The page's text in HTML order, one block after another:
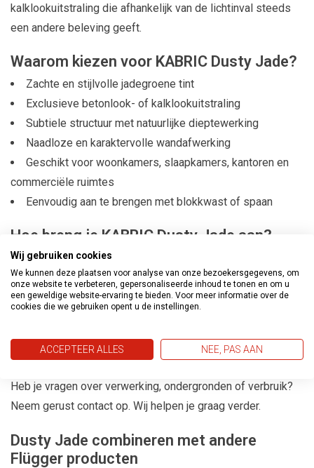
kalklookuitstraling die afhankelijk van de lichtinval steeds
een andere beleving geeft.
Waarom kiezen voor KABRIC Dusty Jade?
Zachte en stijlvolle jadegroene tint
Exclusieve betonlook- of kalklookuitstraling
Subtiele structuur met natuurlijke dieptewerking
Naadloze en karaktervolle wandafwerking
Geschikt voor woonkamers, slaapkamers, kantoren en
commerciële ruimtes
Eenvoudig aan te brengen met blokkwast of spaan
Hoe breng je KABRIC Dusty Jade aan?
KABRIC structuurverf is eenvoudig te verwerken, ook
zonder professionele ervaring. Je brengt de verf aan met
een blokkwast of spaan en werkt in overlappende
het aanbrengen ontstaat vanzelf de kenmerkende structuur
die KABRIC zijn unieke uitstraling geeft.
Heb je vragen over verwerking, ondergronden of verbruik?
Neem gerust contact op. Wij helpen je graag verder.
Dusty Jade combineren met andere
Flügger producten
Wij gebruiken cookies
We kunnen deze plaatsen voor analyse van onze bezoekersgegevens, om
onze website te verbeteren, gepersonaliseerde inhoud te tonen en om u
een geweldige website-ervaring te bieden. Voor meer informatie over de
cookies die we gebruiken opent u de instellingen.
ACCEPTEER ALLES NEE, PAS AAN